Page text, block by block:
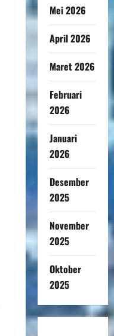
Mei 2026
April 2026
Maret 2026
Februari
2026
Januari
2026
Desember
2025
November
2025
Oktober
2025